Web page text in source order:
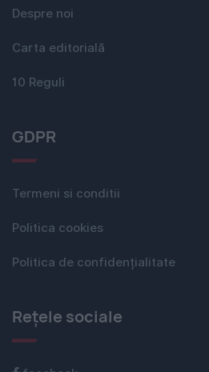
Despre noi
Carta editorială
10 Reguli
GDPR
Termeni si conditii
Politica cookies
Politica de confidențialitate
Rețele sociale